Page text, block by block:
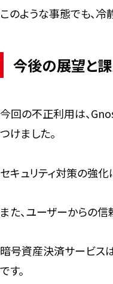
このような事態でも、
今後の展望と
今回の不正利用は、
つけました。
セキュリティ対策の強化
また、ユーザーからの
暗号資産決済サービス
です。